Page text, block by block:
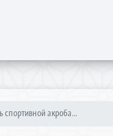
спортивной акроба...